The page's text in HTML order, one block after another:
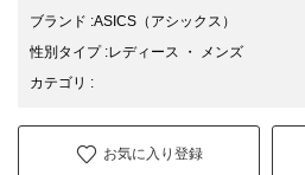
ブランド :ASICS （アシックス）
性別タイプ:レディース ・
メンズ
カテゴリ :
お気に入り登録